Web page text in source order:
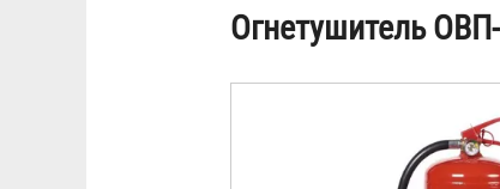
Огнетушитель